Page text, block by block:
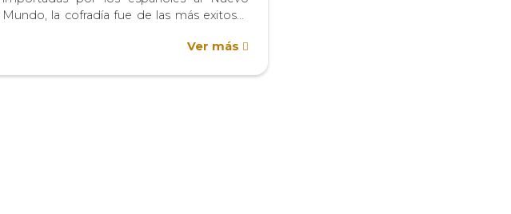
Mundo, la cofradía fue de las más exitosas
todas las castas y estratos sociales
Ver más